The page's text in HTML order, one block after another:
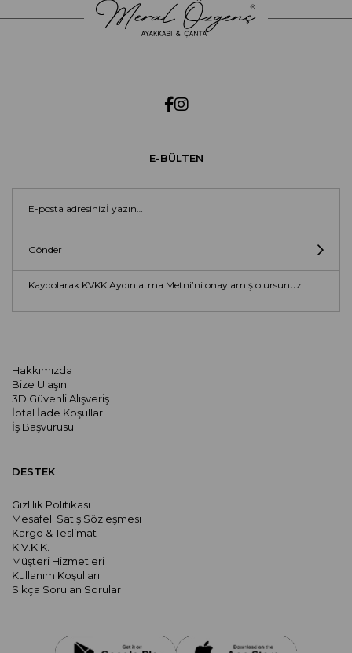
Hakkımızda
Bize Ulaşın
3D Güvenli Alışveriş
İptal İade Koşulları
İş Başvurusu
E-BÜLTEN
Gönder
Kaydolarak KVKK Aydınlatma Metni’ni onaylamış olursunuz.
DESTEK
Gizlilik Politikası
Mesafeli Satış Sözleşmesi
Kargo & Teslimat
K.V.K.K.
Müşteri Hizmetleri
Kullanım Koşulları
Sıkça Sorulan Sorular